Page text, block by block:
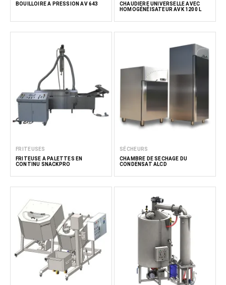
BOUILLOIRE À PRESSION AV 643
CHAUDIÈRE UNIVERSELLE AVEC
HOMOGÉNÉISATEUR AVK 1200 L
FRITEUSES
FRITEUSE À PALETTES EN
CONTINU SNACKPRO
SÉCHEURS
CHAMBRE DE SÉCHAGE DU
CONDENSAT ALCD